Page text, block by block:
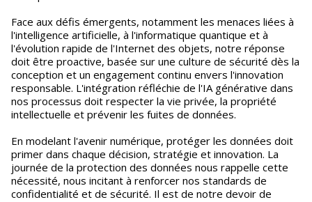
Face aux défis émergents, notamment les menaces liées à
l'intelligence artificielle, à l'informatique quantique et à
l'évolution rapide de l'Internet des objets, notre réponse
doit être proactive, basée sur une culture de sécurité dès la
conception et un engagement continu envers l'innovation
responsable. L'intégration réfléchie de l'IA générative dans
nos processus doit respecter la vie privée, la propriété
intellectuelle et prévenir les fuites de données.
En modelant l'avenir numérique, protéger les données doit
primer dans chaque décision, stratégie et innovation. La
journée de la protection des données nous rappelle cette
nécessité, nous incitant à renforcer nos standards de
confidentialité et de sécurité. Il est de notre devoir de